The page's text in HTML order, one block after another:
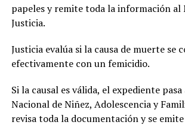
papeles y remite toda la información al
Justicia.
Justicia evalúa si la causa de muerte se
efectivamente con un femicidio.
Si la causal es válida, el expediente
Nacional de Niñez, Adolescencia y
revisa toda la documentación y se